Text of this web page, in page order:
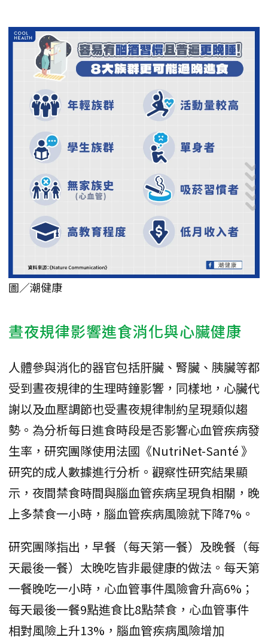
圖／潮健康
晝夜規律影響進食消化與心臟健康
人體參與消化的器官包括肝臟、腎臟、胰臟等都
受到晝夜規律的生理時鐘影響，同樣地，心臟代
謝以及血壓調節也受晝夜規律制約呈現類似趨
勢。為分析每日進食時段是否影響心血管疾病發
生率，研究團隊使用法國《NutriNet-Santé 》
研究的成人數據進行分析。觀察性研究結果顯
示，夜間禁食時間與腦血管疾病呈現負相關，晚
上多禁食一小時，腦血管疾病風險就下降7%。
研究團隊指出，早餐（每天第一餐）及晚餐（每
天最後一餐）太晚吃皆非最健康的做法。每天第
一餐晚吃一小時，心血管事件風險會升高6%；
每天最後一餐9點進食比8點禁食，心血管事件
相對風險上升13%，腦血管疾病風險增加